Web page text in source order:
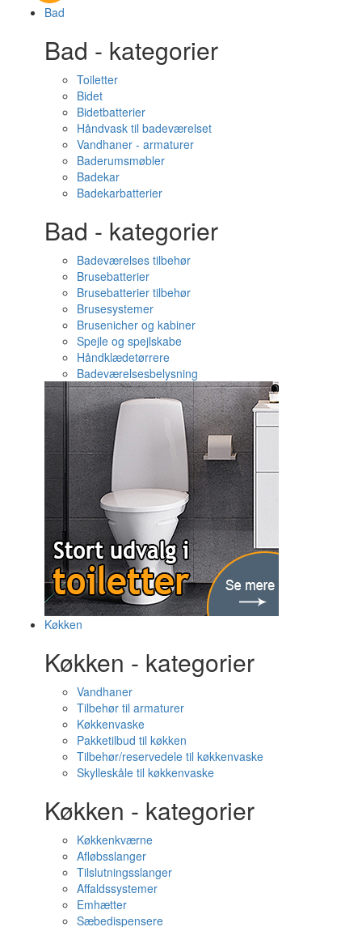
Bad
Bad - kategorier
Toiletter
Bidet
Bidetbatterier
Håndvask til badeværelset
Vandhaner - armaturer
Baderumsmøbler
Badekar
Badekarbatterier
Bad - kategorier
Badeværelses tilbehør
Brusebatterier
Brusebatterier tilbehør
Brusesystemer
Brusenicher og kabiner
Spejle og spejlskabe
Håndklædetørrere
Badeværelsesbelysning
Køkken
Køkken - kategorier
Vandhaner
Tilbehør til armaturer
Køkkenvaske
Pakketilbud til køkken
Tilbehør/reservedele til køkkenvaske
Skylleskåle til køkkenvaske
Køkken - kategorier
Køkkenkværne
Afløbsslanger
Tilslutningsslanger
Affaldssystemer
Emhætter
Sæbedispensere